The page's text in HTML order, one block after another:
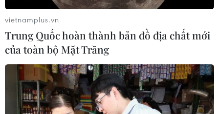
vietnamplus.vn
Trung Quốc hoàn thành bản đồ địa chất mới
của toàn bộ Mặt Trăng